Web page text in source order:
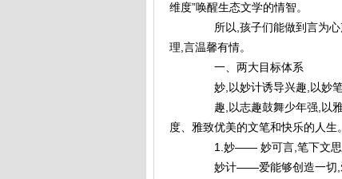
维度”唤醒生态文学的情智。
所以,孩子们能做到言为心
理,言温馨有情。
一、两大目标体系
妙,以妙计诱导兴趣,以妙笔
趣,以志趣鼓舞少年强,以雅
度、雅致优美的文笔和快乐的人生。
1.妙—— 妙可言,笔下文思
妙计——爱能够创造一切,爱